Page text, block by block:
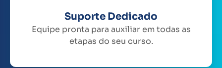
Suporte Dedicado
Equipe pronta para auxiliar em todas as
etapas do seu curso.